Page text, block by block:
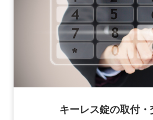
キーレス錠の取付・